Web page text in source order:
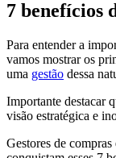
7 benefícios
Para entender a
vamos mostrar os
uma gestão dessa
Importante destacar
visão estratégica e
Gestores de